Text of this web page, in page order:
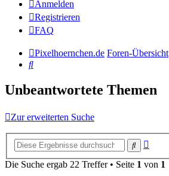
Anmelden
Registrieren
FAQ
Pixelhoernchen.de Foren-Übersicht
Suche
Unbeantwortete Themen
Zur erweiterten Suche
Suche
Die Suche ergab 22 Treffer • Seite 1 von 1